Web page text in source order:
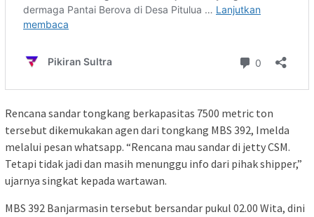
Rencana sandar tongkang berkapasitas 7500 metric ton
tersebut dikemukakan agen dari tongkang MBS 392, Imelda
melalui pesan whatsapp. “Rencana mau sandar di jetty CSM.
Tetapi tidak jadi dan masih menunggu info dari pihak shipper,”
ujarnya singkat kepada wartawan.
MBS 392 Banjarmasin tersebut bersandar pukul 02.00 Wita, dini